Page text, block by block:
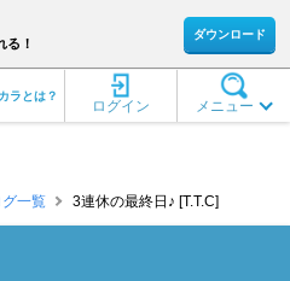
る！
ダウンロード
メニュー
ログイン
ラとは？
グ一覧 3連休の最終日♪ [T.T.C]